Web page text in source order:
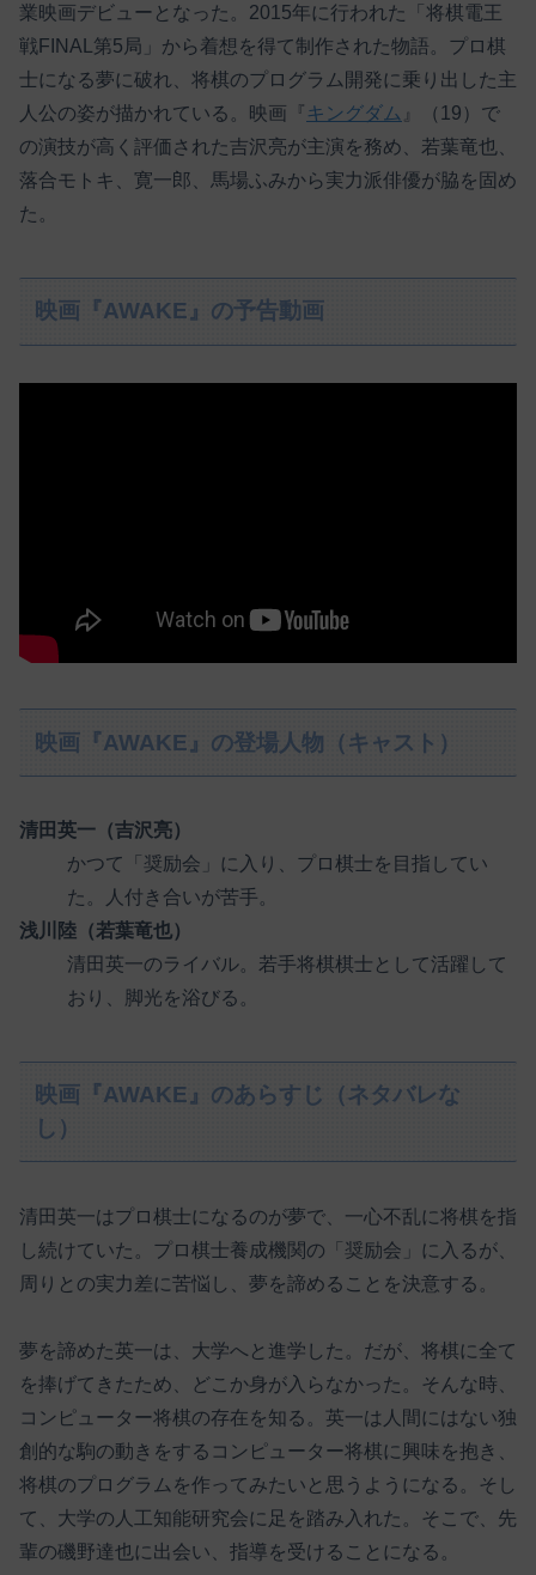
業映画デビューとなった。2015年に行われた「将棋電王
戦FINAL第5局」から着想を得て制作された物語。プロ棋
士になる夢に破れ、将棋のプログラム開発に乗り出した主
人公の姿が描かれている。映画『 キングダム 』（19）で
の演技が高く評価された吉沢亮が主演を務め、若葉竜也、
落合モトキ、寛一郎、馬場ふみから実力派俳優が脇を固め
た。
映画『AWAKE』の予告動画
映画『AWAKE』の登場人物（キャスト）
清田英一（吉沢亮）
かつて「奨励会」に入り、プロ棋士を目指してい
た。人付き合いが苦手。
浅川陸（若葉竜也）
清田英一のライバル。若手将棋棋士として活躍して
おり、脚光を浴びる。
映画『AWAKE』のあらすじ（ネタバレな
し）
清田英一はプロ棋士になるのが夢で、一心不乱に将棋を指
し続けていた。プロ棋士養成機関の「奨励会」に入るが、
周りとの実力差に苦悩し、夢を諦めることを決意する。
夢を諦めた英一は、大学へと進学した。だが、将棋に全て
を捧げてきたため、どこか身が入らなかった。そんな時、
コンピューター将棋の存在を知る。英一は人間にはない独
創的な駒の動きをするコンピューター将棋に興味を抱き、
将棋のプログラムを作ってみたいと思うようになる。そし
て、大学の人工知能研究会に足を踏み入れた。そこで、先
輩の磯野達也に出会い、指導を受けることになる。